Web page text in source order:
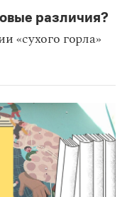
различия?
«сухого горла»